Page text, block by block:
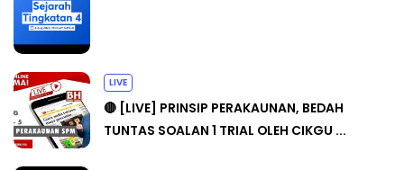
LIVE
🔴 [LIVE] PRINSIP PERAKAUNAN, BEDAH
TUNTAS SOALAN 1 TRIAL OLEH CIKGU ...